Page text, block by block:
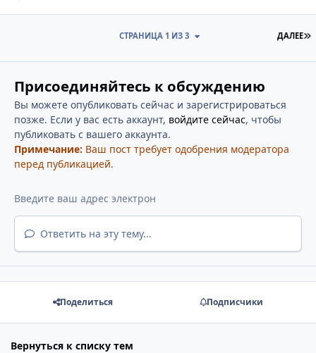
ДАЛЕЕ
СТРАНИЦА 1 ИЗ 3
Присоединяйтесь к обсуждению
Вы можете опубликовать сейчас и зарегистрироваться
позже. Если у вас есть аккаунт, войдите сейчас, чтобы
публиковать с вашего аккаунта.
Примечание: Ваш пост требует одобрения модератора
перед публикацией.
Ответить на эту тему...
Поделиться Подписчики
Вернуться к списку тем